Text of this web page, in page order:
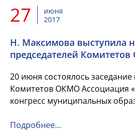
27
июня
2017
Н. Максимова выступила
председателей
20 июня состоялось заседание
Комитетов ОКМО Ассоциация
конгресс муниципальных
Подробнее…